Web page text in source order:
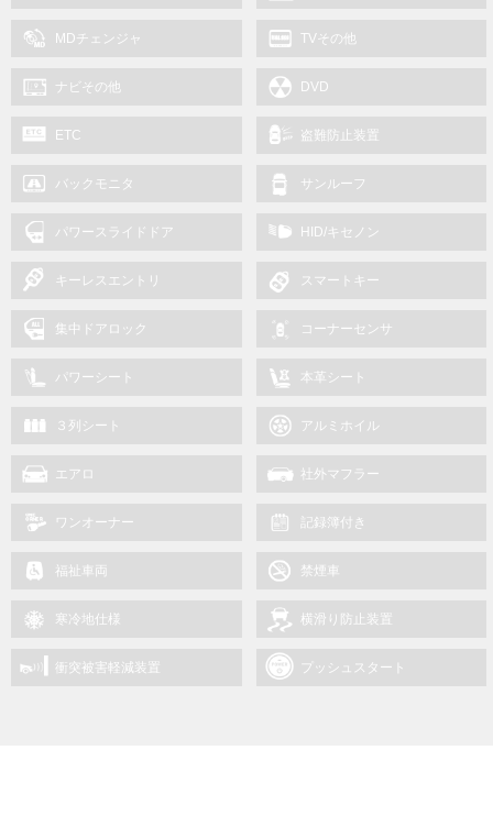
MDチェンジャ TVその他
ナビその他 DVD
ETC 盗難防止装置
バックモニタ サンルーフ
パワースライドドア HID/キセノン
キーレスエントリ スマートキー
集中ドアロック コーナーセンサ
パワーシート 本革シート
３列シート アルミホイル
エアロ 社外マフラー
ワンオーナー 記録簿付き
福祉車両 禁煙車
寒冷地仕様 横滑り防止装置
衝突被害軽減装置 プッシュスタート